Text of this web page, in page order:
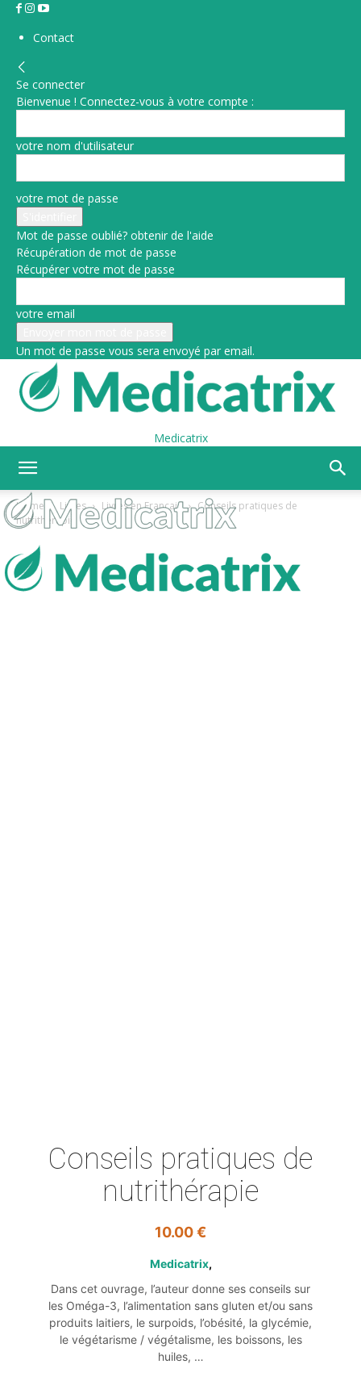
Contact
Se connecter
Bienvenue ! Connectez-vous à votre compte :
votre nom d'utilisateur
votre mot de passe
Mot de passe oublié? obtenir de l'aide
Récupération de mot de passe
Récupérer votre mot de passe
votre email
Un mot de passe vous sera envoyé par email.
Medicatrix
Home Livres Livres en Français
Conseils pratiques de
nutrithérapie
Conseils pratiques de
nutrithérapie
10.00€
Medicatrix
Dans cet ouvrage, l’auteur donne ses conseils sur
les Oméga-3, l’alimentation sans gluten et/ou sans
produits laitiers, le surpoids, l’obésité, la glycémie,
le végétarisme / végétalisme, les boissons, les
huiles, …